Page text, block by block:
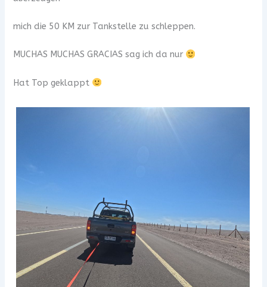
mich die 50 KM zur Tankstelle zu schleppen.
MUCHAS MUCHAS GRACIAS sag ich da nur
Hat Top geklappt